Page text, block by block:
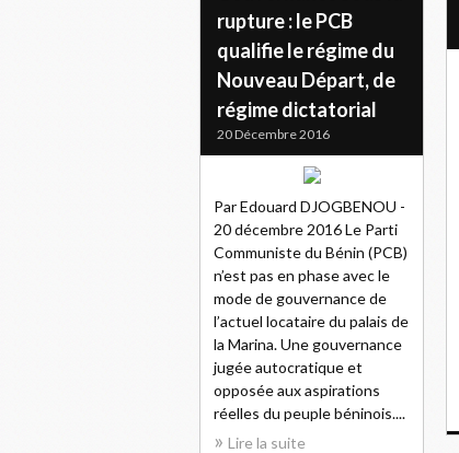
rupture : le PCB
qualifie le régime du
Nouveau Départ, de
régime dictatorial
20 Décembre 2016
Par Edouard DJOGBENOU -
20 décembre 2016 Le Parti
Communiste du Bénin (PCB)
n’est pas en phase avec le
mode de gouvernance de
l’actuel locataire du palais de
la Marina. Une gouvernance
jugée autocratique et
opposée aux aspirations
réelles du peuple béninois....
Lire la suite